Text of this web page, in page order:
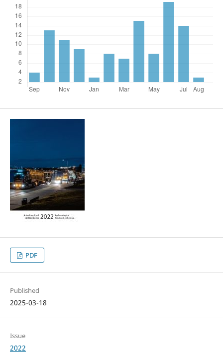
PDF
Published
2025-03-18
Issue
2022